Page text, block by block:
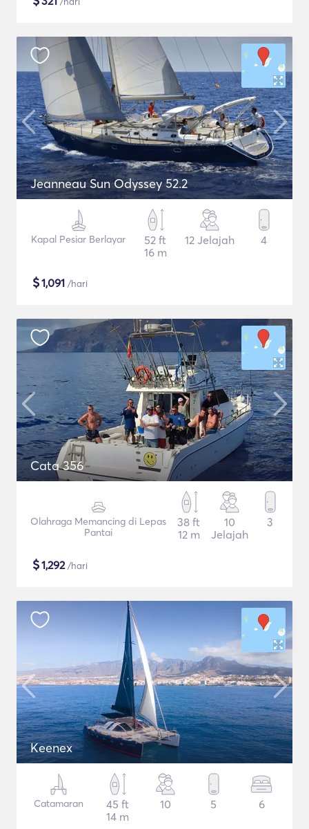
Jeanneau Sun Odyssey 52.2
Kapal Pesiar Berlayar
52 ft
16 m
12 Jelajah 4
$1,091 /hari
Cata 356
Olahraga Memancing di Lepas
Pantai
38 ft
12 m
10
Jelajah
3
$1,292/hari
Keenex
Catamaran
45 ft
14 m
10 5 6